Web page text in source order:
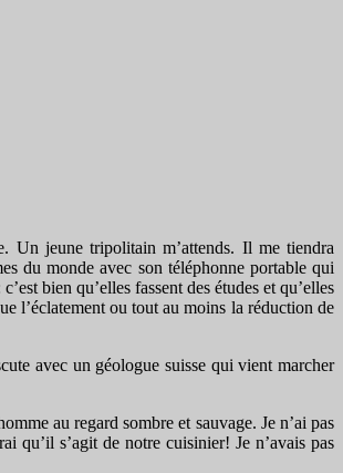
Un jeune tripolitain m’attends. Il me tiendra
du monde avec son téléphonne portable qui
bien qu’elles fassent des études et qu’elles
l’éclatement ou tout au moins la réduction de
avec un géologue suisse qui vient marcher
au regard sombre et sauvage. Je n’ai pas
qu’il s’agit de notre cuisinier! Je n’avais pas